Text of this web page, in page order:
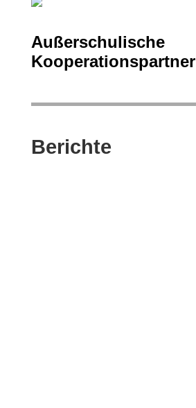
Außerschulische
Kooperationspartner
Berichte